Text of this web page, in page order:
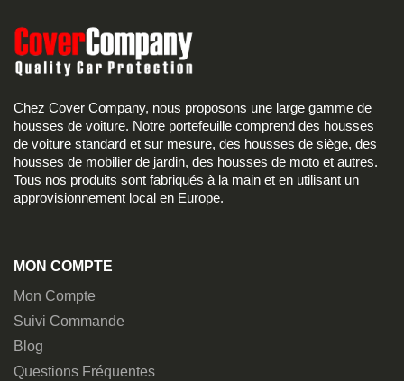
Chez Cover Company, nous proposons une large gamme de
housses de voiture. Notre portefeuille comprend des housses
de voiture standard et sur mesure, des housses de siège, des
housses de mobilier de jardin, des housses de moto et autres.
Tous nos produits sont fabriqués à la main et en utilisant un
approvisionnement local en Europe.
MON COMPTE
Mon Compte
Suivi Commande
Blog
Questions Fréquentes